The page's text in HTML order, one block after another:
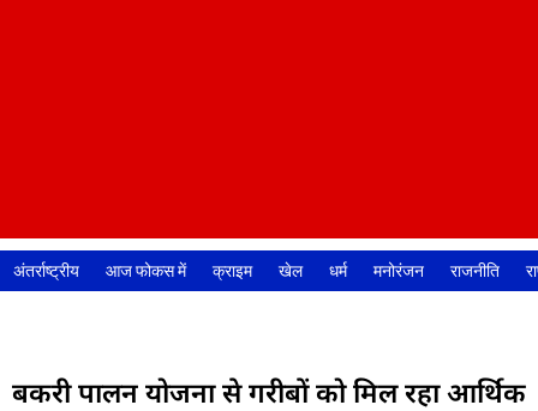
अंतर्राष्ट्रीय आज फोकस में क्राइम खेल धर्म मनोरंजन राजनीति
बकरी पालन योजना से गरीबों को मिल रहा आर्थिक